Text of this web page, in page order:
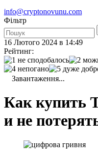
info@cryptonovunu.com
Фiльтр
16 Лютого 2024 в 14:49
Рейтинг:
Завантаження...
Как купить
и не